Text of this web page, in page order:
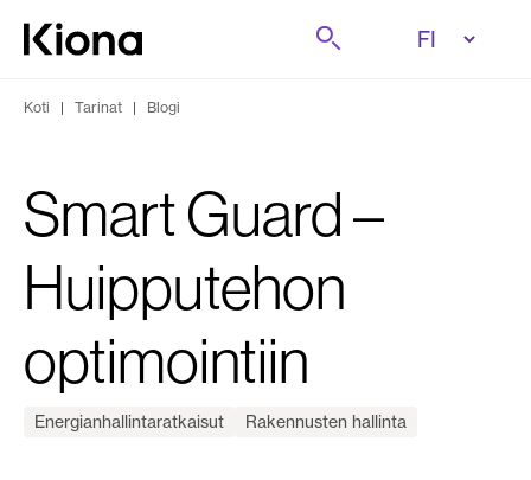
Tutustu tästä
Siirry etusivulle
Etsi
Koti | Tarinat | Blogi
Smart Guard –
Huipputehon
optimointiin
Energianhallintaratkaisut Rakennusten hallinta